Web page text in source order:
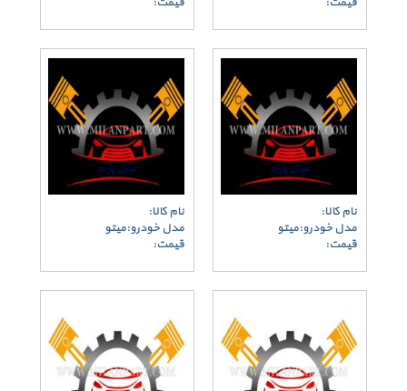
نام کالا:
مدل خودرو:میتو
قیمت:
نام کالا:
مدل خودرو:میتو
قیمت: